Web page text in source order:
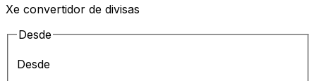
Xe convertidor de divisas
Desde
Desde